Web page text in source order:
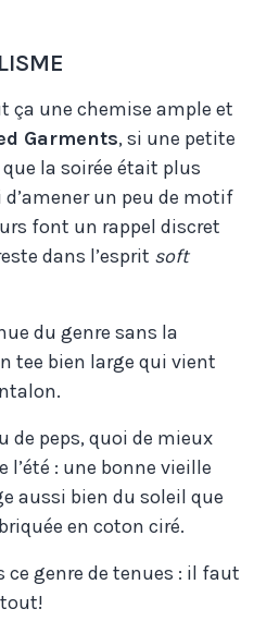
ça une chemise ample et
Garments, si une petite
la soirée était plus
un peu de motif
font un rappel discret
dans l’esprit soft
du genre sans la
tee bien large qui vient
de peps, quoi de mieux
l’été : une bonne vieille
aussi bien du soleil que
en coton ciré.
ce genre de tenues : il faut